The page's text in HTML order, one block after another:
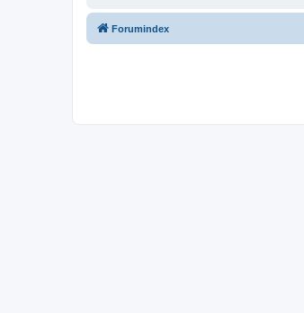
Forumindex